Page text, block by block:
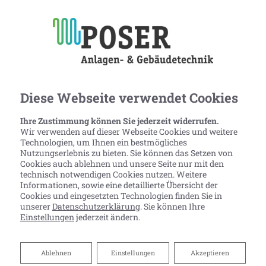
FÖRDERUNG BEI
Diese Webseite verwendet Cookies
Ihre Zustimmung können Sie jederzeit widerrufen.
Wir verwenden auf dieser Webseite Cookies und weitere
Technologien, um Ihnen ein bestmögliches
Nutzungserlebnis zu bieten. Sie können das Setzen von
Cookies auch ablehnen und unsere Seite nur mit den
technisch notwendigen Cookies nutzen. Weitere
Informationen, sowie eine detaillierte Übersicht der
Cookies und eingesetzten Technologien finden Sie in
unsererDatenschutzerklärung. Sie können Ihre
Einstellungenjederzeit ändern.
Akzeptieren
Einstellungen
Ablehnen
Ablehnen